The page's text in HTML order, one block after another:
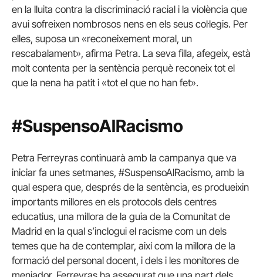
en la lluita contra la discriminació racial i la violència que
avui sofreixen nombrosos nens en els seus col·legis. Per
elles, suposa un «reconeixement moral, un
rescabalament», afirma Petra. La seva filla, afegeix, està
molt contenta per la sentència perquè reconeix tot el
que la nena ha patit i «tot el que no han fet».
#SuspensoAlRacismo
Petra Ferreyras continuarà amb la campanya que va
iniciar fa unes setmanes, #SuspensoAlRacismo, amb la
qual espera que, després de la sentència, es produeixin
importants millores en els protocols dels centres
educatius, una millora de la guia de la Comunitat de
Madrid en la qual s’inclogui el racisme com un dels
temes que ha de contemplar, així com la millora de la
formació del personal docent, i dels i les monitores de